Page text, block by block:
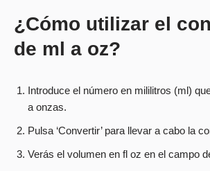
¿Cómo utilizar el
de ml a oz?
Introduce el número en mililitros (ml)
a onzas.
Pulsa ‘Convertir’ para llevar a cabo la
Verás el volumen en fl oz en el campo